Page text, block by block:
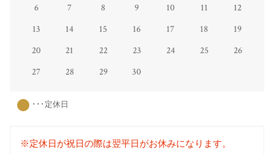
6
7 8 9 10 11
12
13
14 15 16 17 18
19
20
21 22 23 24 25
26
27
28 29 30
･･･定休日
※定休日が祝日の際は翌平日がお休みになります。